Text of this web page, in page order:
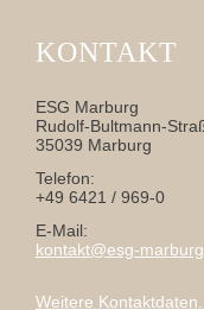
KONTAKT
ESG Marburg
Rudolf-Bultmann-
35039 Marburg
Telefon:
+49 6421 / 969-0
E-Mail:
kontakt@esg-
Weitere Kontaktdaten...